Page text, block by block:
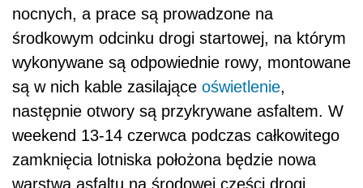
nocnych, a prace są prowadzone na
środkowym odcinku drogi startowej, na którym
wykonywane są odpowiednie rowy, montowane
są w nich kable zasilające oświetlenie,
następnie otwory są przykrywane asfaltem. W
weekend 13-14 czerwca podczas całkowitego
zamknięcia lotniska położona będzie nowa
warstwa asfaltu na środowej części drogi